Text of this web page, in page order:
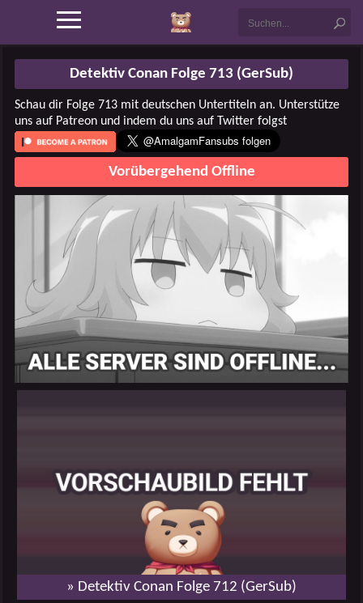
Detektiv Conan Folge 713 (GerSub)
Schau dir Folge 713 mit deutschen Untertiteln an. Unterstütze
uns auf Patreon und indem du uns auf Twitter folgst
Vorübergehend Offline
» Detektiv Conan Folge 712 (GerSub)